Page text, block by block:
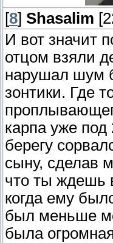
[8] Shasalim
И вот значит
отцом взяли
нарушал шум
зонтики. Где
карпа уже под
берегу
сыну, сделав
что ты ждешь
когда ему
был меньше
была